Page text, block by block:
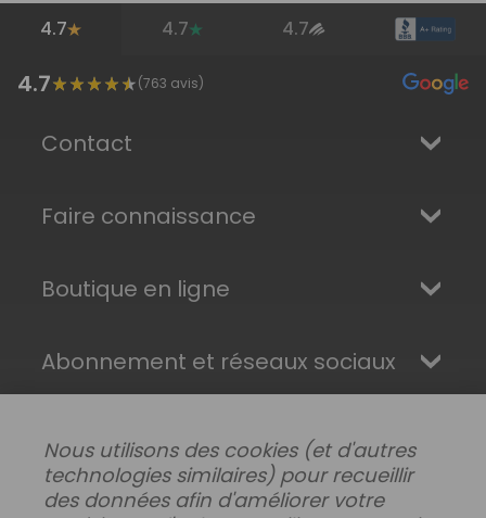
4.7 4.7 4.7
4.7 (763 avis)
Contact
Faire connaissance
Boutique en ligne
Abonnement et réseaux sociaux
Nous utilisons des cookies (et d'autres
technologies similaires) pour recueillir
des données afin d'améliorer votre